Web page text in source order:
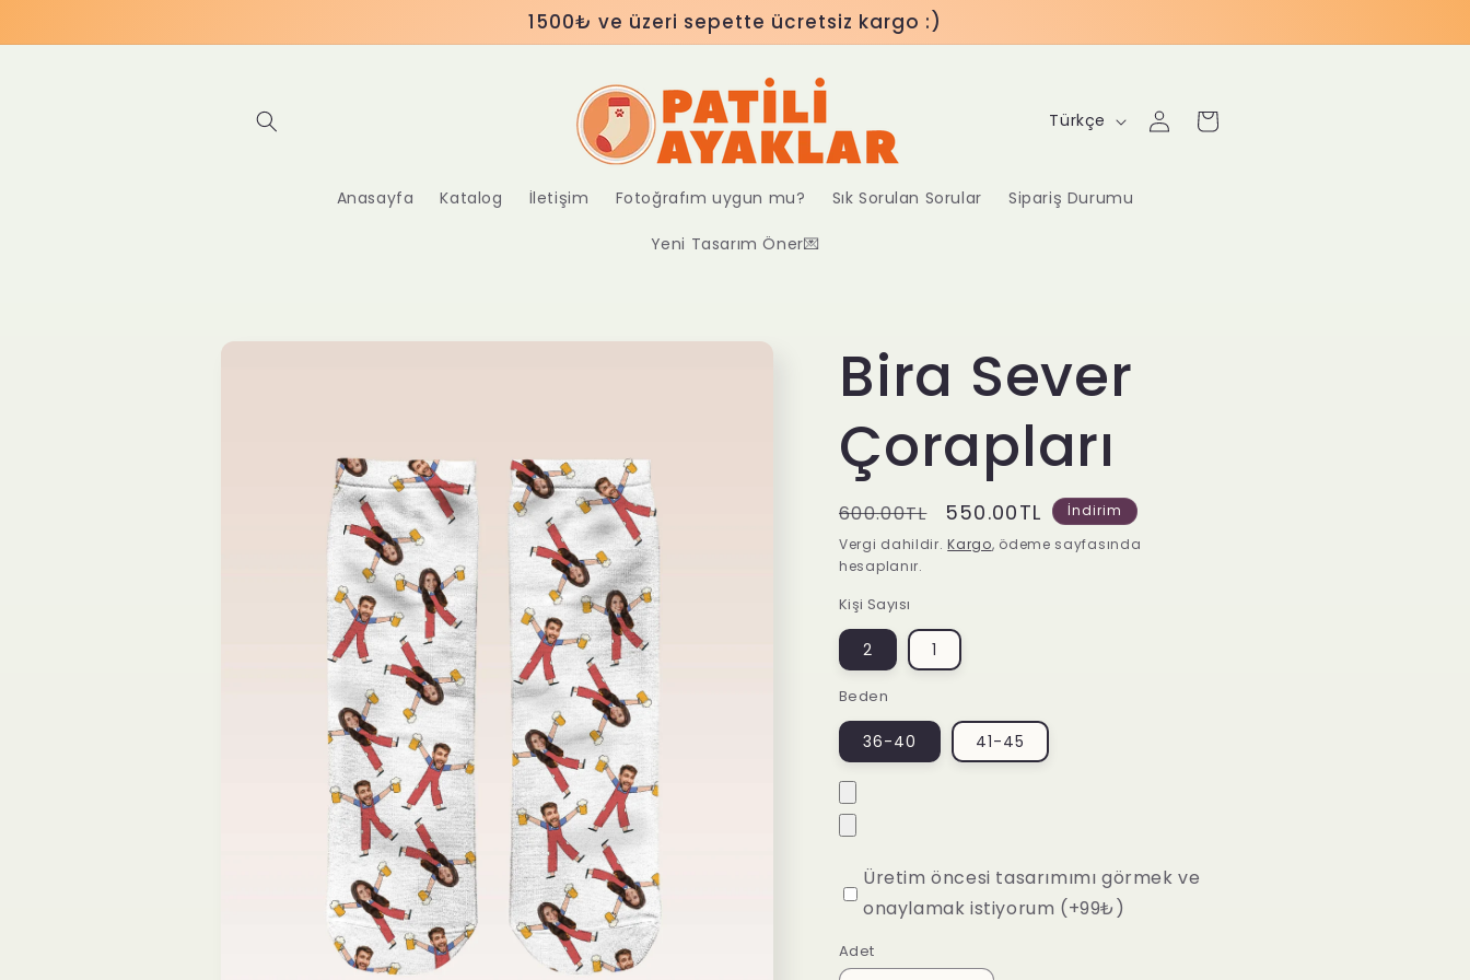
1500₺ ve üzeri sepette ücretsiz kargo :)
Anasayfa Katalog İletişim Fotoğrafım uygun mu? Sık Sorulan Sorular Sipariş Durumu
Yeni Tasarım Öner💌
D
l
Türkçe
Oturum
Sepet
Ürün
Bira Sever
Çorapları
Normal
fiyat
600.00TL
İndirimli
fiyat
550.00TL
İndirim
Vergi dahildir.Kargo, ödeme sayfasında
hesaplanır.
Kişi Sayısı
2 1
Beden
36-40 41-45
Üretim öncesi tasarımımı görmek ve
onaylamak istiyorum (+99₺)
Adet